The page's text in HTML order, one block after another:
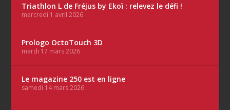
Triathlon L de Fréjus by Ekoï : relevez le défi !
mercredi 1 avril 2026
Prologo OctoTouch 3D
mardi 17 mars 2026
Le magazine 250 est en ligne
samedi 14 mars 2026